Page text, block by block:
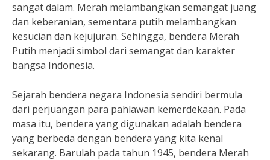
sangat dalam. Merah melambangkan semangat juang
dan keberanian, sementara putih melambangkan
kesucian dan kejujuran. Sehingga, bendera Merah
Putih menjadi simbol dari semangat dan karakter
bangsa Indonesia.
Sejarah bendera negara Indonesia sendiri bermula
dari perjuangan para pahlawan kemerdekaan. Pada
masa itu, bendera yang digunakan adalah bendera
yang berbeda dengan bendera yang kita kenal
sekarang. Barulah pada tahun 1945, bendera Merah